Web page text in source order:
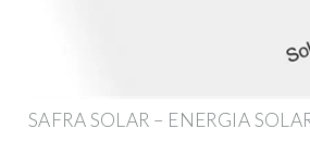
SAFRA SOLAR – ENERGIA